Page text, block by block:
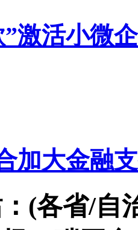
激活小微
加大金融
(各省/自